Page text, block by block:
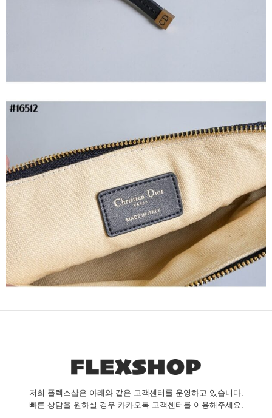
저희 플렉스샵은 아래와 같은 고객센터를 운영하고 있습니다.
빠른 상담을 원하실 경우 카카오톡 고객센터를 이용해주세요.